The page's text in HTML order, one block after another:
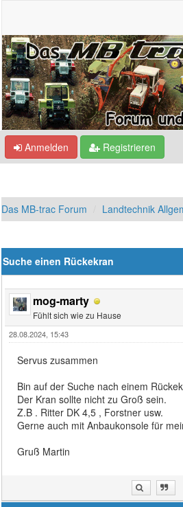
Anmelden Registrieren
Das MB-trac Forum Landtechnik
Suche einen Rückekran
mog-marty
Fühlt sich wie zu Hause
28.08.2024, 15:43
Servus zusammen
Bin auf der Suche nach einem
Der Kran sollte nicht zu Groß sein.
Z.B . Ritter DK 4,5 , Forstner usw.
Gerne auch mit Anbaukonsole für
Gruß Martin